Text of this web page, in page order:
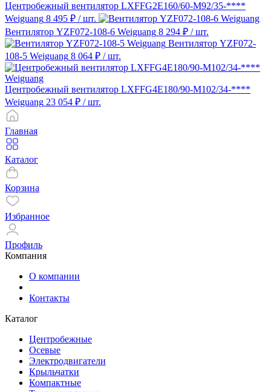
Центробежный вентилятор LXFFG2E160/60-M92/35-****
Weiguang 8 495 ₽ / шт.
Вентилятор YZF072-108-6 Weiguang 8 294 ₽ / шт.
Вентилятор YZF072-
108-5 Weiguang 8 064 ₽ / шт.
Центробежный вентилятор LXFFG4E180/90-M102/34-****
Weiguang 23 054 ₽ / шт.
Главная
Каталог
Корзина
Избранное
Профиль
Компания
О компании
Контакты
Каталог
Центробежные
Осевые
Электродвигатели
Крыльчатки
Компактные